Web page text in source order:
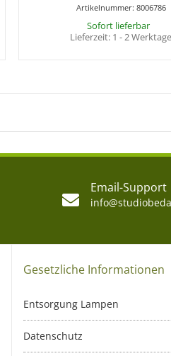
Artikelnummer: 8006786
Sofort lieferbar
Lieferzeit: 1 - 2 Werktage
Email-Support
Gesetzliche Informationen
Entsorgung Lampen
Datenschutz